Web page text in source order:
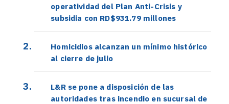
operatividad del Plan Anti-Crisis y
subsidia con RD$931.79 millones
Homicidios alcanzan un mínimo histórico
al cierre de julio
L&R se pone a disposición de las
autoridades tras incendio en sucursal de